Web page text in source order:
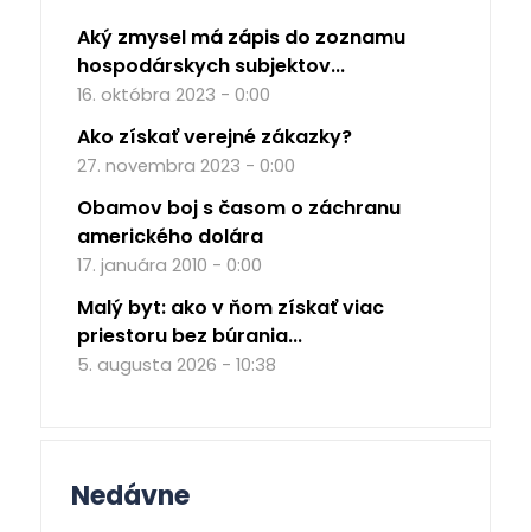
Aký zmysel má zápis do zoznamu
hospodárskych subjektov...
16. októbra 2023 - 0:00
Ako získať verejné zákazky?
27. novembra 2023 - 0:00
Obamov boj s časom o záchranu
amerického dolára
17. januára 2010 - 0:00
Malý byt: ako v ňom získať viac
priestoru bez búrania...
5. augusta 2026 - 10:38
Nedávne